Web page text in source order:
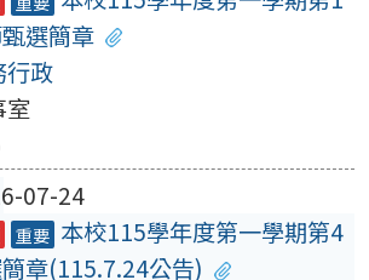
選簡章
行政
室
07-24
重要 本校115學年度第一學期第4
章(115.7.24公告)